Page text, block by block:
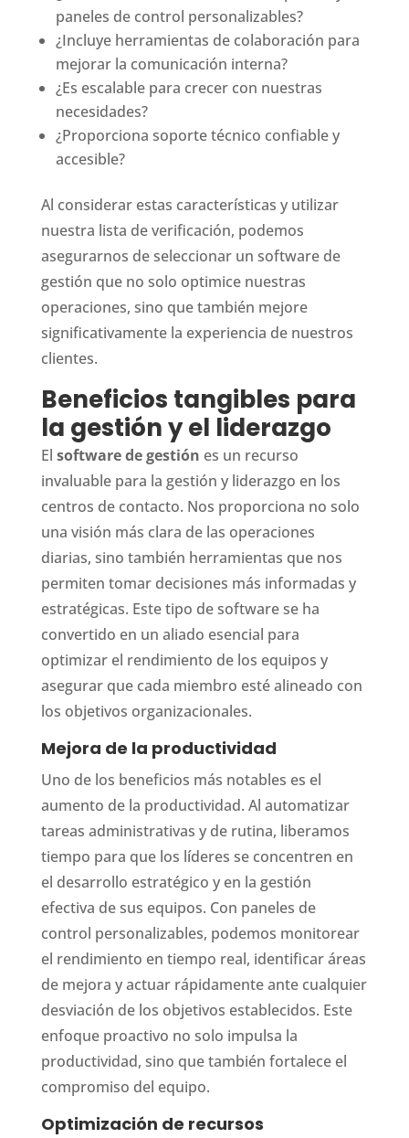
paneles de control personalizables?
¿Incluye herramientas de colaboración para
mejorar la comunicación interna?
¿Es escalable para crecer con nuestras
necesidades?
¿Proporciona soporte técnico confiable y
accesible?
Al considerar estas características y utilizar
nuestra lista de verificación, podemos
asegurarnos de seleccionar un software de
gestión que no solo optimice nuestras
operaciones, sino que también mejore
significativamente la experiencia de nuestros
clientes.
Beneficios tangibles para
la gestión y el liderazgo
El software de gestión es un recurso
invaluable para la gestión y liderazgo en los
centros de contacto. Nos proporciona no solo
una visión más clara de las operaciones
diarias, sino también herramientas que nos
permiten tomar decisiones más informadas y
estratégicas. Este tipo de software se ha
convertido en un aliado esencial para
optimizar el rendimiento de los equipos y
asegurar que cada miembro esté alineado con
los objetivos organizacionales.
Mejora de la productividad
Uno de los beneficios más notables es el
aumento de la productividad. Al automatizar
tareas administrativas y de rutina, liberamos
tiempo para que los líderes se concentren en
el desarrollo estratégico y en la gestión
efectiva de sus equipos. Con paneles de
control personalizables, podemos monitorear
el rendimiento en tiempo real, identificar áreas
de mejora y actuar rápidamente ante cualquier
desviación de los objetivos establecidos. Este
enfoque proactivo no solo impulsa la
productividad, sino que también fortalece el
compromiso del equipo.
Optimización de recursos